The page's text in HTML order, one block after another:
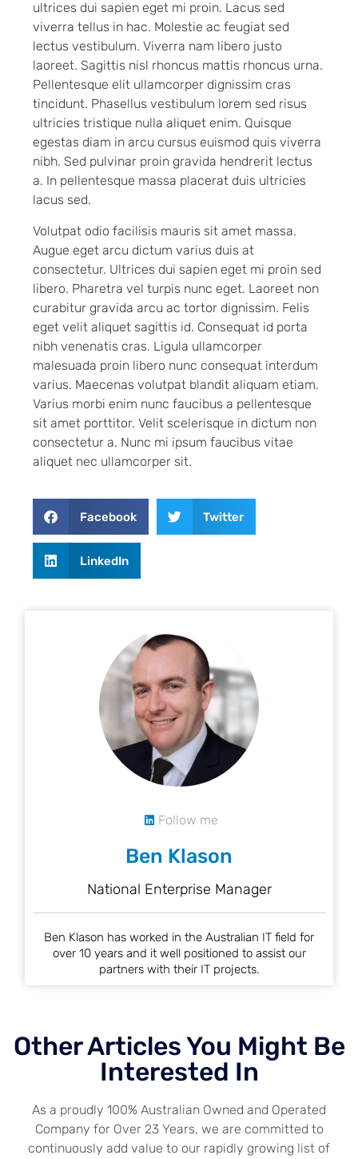
ultrices dui sapien eget mi proin. Lacus sed
viverra tellus in hac. Molestie ac feugiat sed
lectus vestibulum. Viverra nam libero justo
laoreet. Sagittis nisl rhoncus mattis rhoncus urna.
Pellentesque elit ullamcorper dignissim cras
tincidunt. Phasellus vestibulum lorem sed risus
ultricies tristique nulla aliquet enim. Quisque
egestas diam in arcu cursus euismod quis viverra
nibh. Sed pulvinar proin gravida hendrerit lectus
a. In pellentesque massa placerat duis ultricies
lacus sed.
Volutpat odio facilisis mauris sit amet massa.
Augue eget arcu dictum varius duis at
consectetur. Ultrices dui sapien eget mi proin sed
libero. Pharetra vel turpis nunc eget. Laoreet non
curabitur gravida arcu ac tortor dignissim. Felis
eget velit aliquet sagittis id. Consequat id porta
nibh venenatis cras. Ligula ullamcorper
malesuada proin libero nunc consequat interdum
varius. Maecenas volutpat blandit aliquam etiam.
Varius morbi enim nunc faucibus a pellentesque
sit amet porttitor. Velit scelerisque in dictum non
consectetur a. Nunc mi ipsum faucibus vitae
aliquet nec ullamcorper sit.
Facebook Twitter
LinkedIn
Follow me
Ben Klason
National Enterprise Manager
Ben Klason has worked in the Australian IT field for
over 10 years and it well positioned to assist our
partners with their IT projects.
Other Articles You Might Be
Interested In
As a proudly 100% Australian Owned and Operated
Company for Over 23 Years, we are committed to
continuously add value to our rapidly growing list of